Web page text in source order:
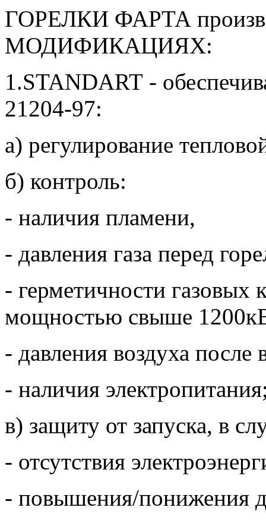
ГОРЕЛКИ ФАРТА
МОДИФИКАЦИЯХ:
1.STANDART -
21204-97:
а) регулирование
б) контроль:
- наличия пламени,
- давления газа перед
- герметичности газовых
мощностью свыше
- давления воздуха после
- наличия
в) защиту от запуска, в
- отсутствия
- повышения/понижения